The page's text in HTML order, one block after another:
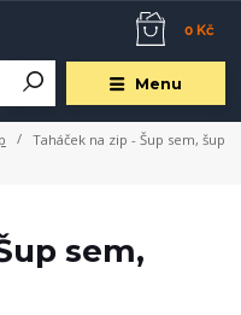
Menu
0 Kč
Taháček na zip - Šup sem, šup
sem,